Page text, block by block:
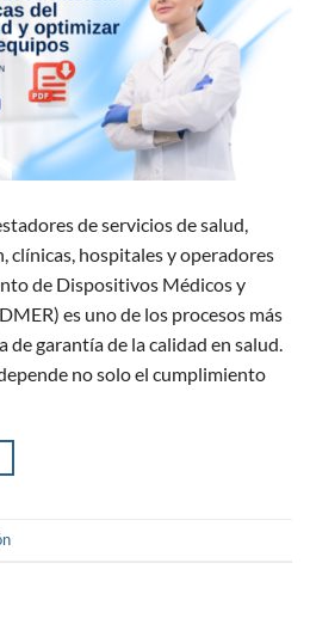
de servicios de salud,
clínicas, hospitales y operadores
de Dispositivos Médicos y
es uno de los procesos más
garantía de la calidad en salud.
no solo el cumplimiento